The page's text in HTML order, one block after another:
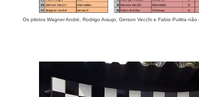
Os pilotos Wagner André, Rodrigo Araujo, Gerson Vecchi e Fabio Pulitta